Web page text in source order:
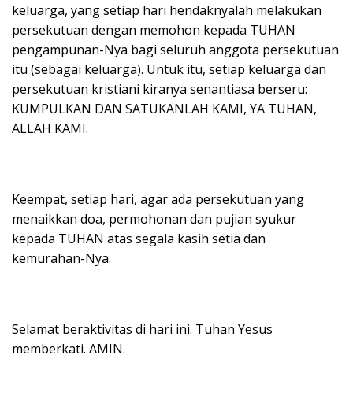
keluarga, yang setiap hari hendaknyalah melakukan
persekutuan dengan memohon kepada TUHAN
pengampunan-Nya bagi seluruh anggota persekutuan
itu (sebagai keluarga). Untuk itu, setiap keluarga dan
persekutuan kristiani kiranya senantiasa berseru:
KUMPULKAN DAN SATUKANLAH KAMI, YA TUHAN,
ALLAH KAMI.
Keempat, setiap hari, agar ada persekutuan yang
menaikkan doa, permohonan dan pujian syukur
kepada TUHAN atas segala kasih setia dan
kemurahan-Nya.
Selamat beraktivitas di hari ini. Tuhan Yesus
memberkati. AMIN.